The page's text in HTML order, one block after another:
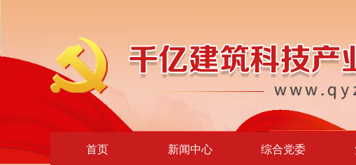
首页 新闻中心 综合党委